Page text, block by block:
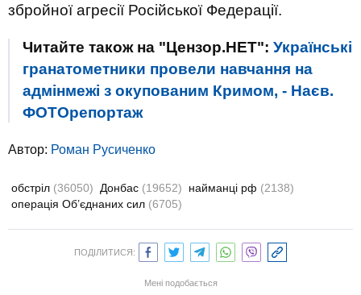
збройної агресії Російської Федерації.
Читайте також на "Цензор.НЕТ": Українські
гранатометники провели навчання на
адмінмежі з окупованим Кримом, - Наєв.
ФОТОрепортаж
Автор: Роман Русиченко
обстріл (36050) Донбас (19652) найманці рф (2138)
операція Об’єднаних сил (6705)
ПОДІЛИТИСЯ:
Мені подобається